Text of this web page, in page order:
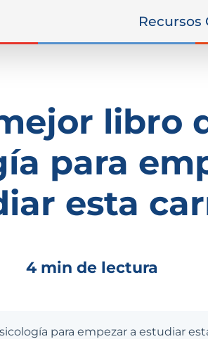
Recursos
libro
para
esta
4 min de lectura
para empezar a estudiar